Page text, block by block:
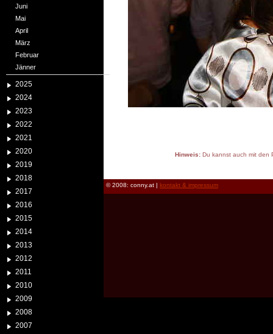
Juni
Mai
April
März
Februar
Jänner
2025
2024
2023
2022
2021
2020
2019
2018
2017
2016
2015
2014
2013
2012
2011
2010
2009
2008
2007
Hinweis:Du kannst auch mit den
© 2008: conny.at | kontakt & impressum